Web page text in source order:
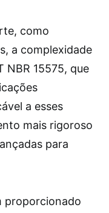
como
a complexidade
NBR 15575, que
a esses
mais rigoroso
para
proporcionado